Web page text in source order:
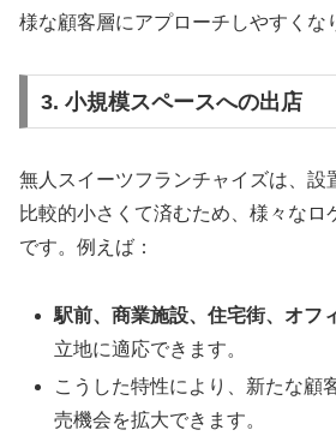
様な顧客層にアプローチしやすくな
3. 小規模スペースへの出店
無人スイーツフランチャイズは、設
比較的小さくて済むため、様々なロ
です。例えば：
駅前、商業施設、住宅街、オフ
立地に適応できます。
こうした特性により、新たな顧
売機会を拡大できます。